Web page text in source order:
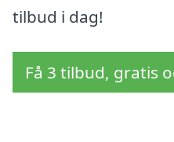
tilbud i dag!
Få 3 tilbud, gratis